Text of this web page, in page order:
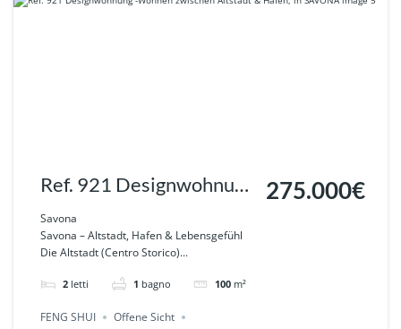
Ref. 921 Designwohnung
-Wohnen zwischen
Altstadt & Hafen, in
SAVONA
Savona
Savona – Altstadt, Hafen & Lebensgefühl
Die Altstadt (Centro Storico)...
2 letti 1 bagno 100 m²
275.000€
FENG SHUI
Offene Sicht